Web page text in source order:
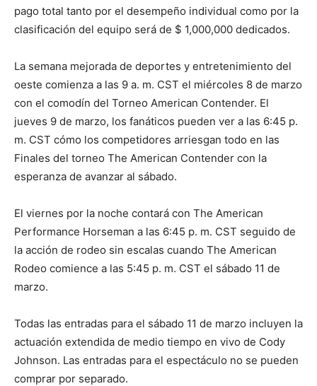
pago total tanto por el desempeño individual como por la
clasificación del equipo será de $ 1,000,000 dedicados.
La semana mejorada de deportes y entretenimiento del
oeste comienza a las 9 a. m. CST el miércoles 8 de marzo
con el comodín del Torneo American Contender. El
jueves 9 de marzo, los fanáticos pueden ver a las 6:45 p.
m. CST cómo los competidores arriesgan todo en las
Finales del torneo The American Contender con la
esperanza de avanzar al sábado.
El viernes por la noche contará con The American
Performance Horseman a las 6:45 p. m. CST seguido de
la acción de rodeo sin escalas cuando The American
Rodeo comience a las 5:45 p. m. CST el sábado 11 de
marzo.
Todas las entradas para el sábado 11 de marzo incluyen la
actuación extendida de medio tiempo en vivo de Cody
Johnson. Las entradas para el espectáculo no se pueden
comprar por separado.